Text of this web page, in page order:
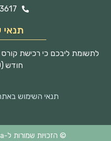
תנאי
לתשומת ליבכם כי רכישת
חודש (30 יום).
תנאי השימוש
© הזכויות שמורות ל-Hello Teacher Chasia